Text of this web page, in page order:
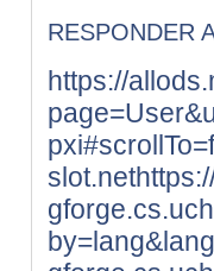
RESPONDER
https://
slot.net